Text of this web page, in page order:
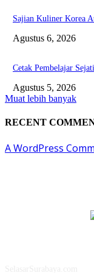
Sajian Kuliner Korea
Agustus 6, 2026
Cetak Pembelajar
Agustus 5, 2026
Muat lebih banyak
RECENT
A WordPress